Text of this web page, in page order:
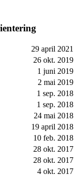
29 april 2021
26 okt. 2019
1 juni 2019
2 mai 2019
1 sep. 2018
1 sep. 2018
24 mai 2018
19 april 2018
10 feb. 2018
28 okt. 2017
28 okt. 2017
4 okt. 2017